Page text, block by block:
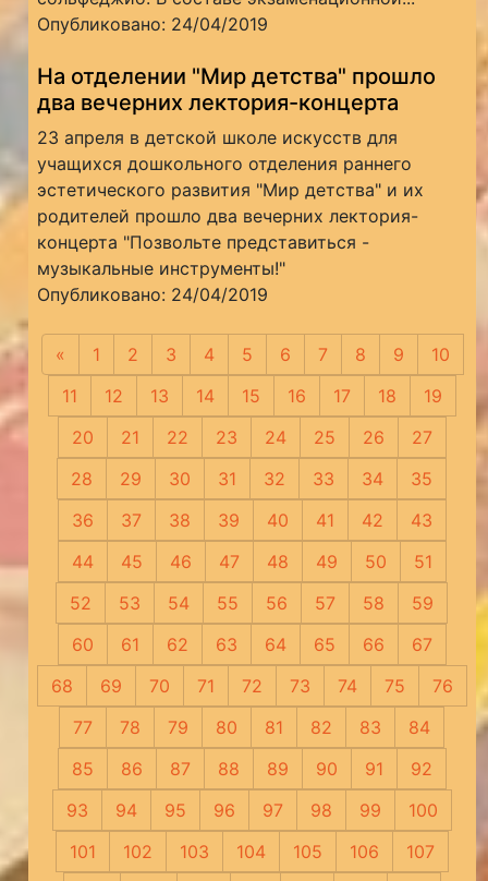
Опубликовано: 24/04/2019
На отделении "Мир детства" прошло
два вечерних лектория-концерта
23 апреля в детской школе искусств для
учащихся дошкольного отделения раннего
эстетического развития "Мир детства" и их
родителей прошло два вечерних лектория-
концерта "Позвольте представиться -
музыкальные инструменты!"
Опубликовано: 24/04/2019
« Предыдущая
1 2 3 4 5 6 7 8 9
10
11
12 13 14 15 16 17 18
19
20
21 22 23 24 25 26
27
28
29 30 31 32 33 34
35
36
37 38 39 40 41 42
43
44
45 46 47 48 49 50
51
52
53 54 55 56 57 58
59
60
61 62 63 64 65 66
67
68
69 70 71 72 73 74 75
76
77
78 79 80 81 82 83
84
85
86 87 88 89 90 91
92
93
94 95 96 97 98 99
100
101
102 103 104 105 106
107